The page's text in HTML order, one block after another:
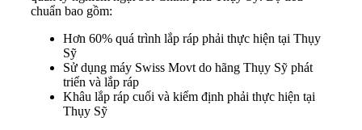
chuẩn bao gồm:
Hơn 60% quá trình lắp ráp phải thực hiện tại Thụy
Sỹ
Sử dụng máy Swiss Movt do hãng Thụy Sỹ phát
triển và lắp ráp
Khâu lắp ráp cuối và kiểm định phải thực hiện tại
Thụy Sỹ